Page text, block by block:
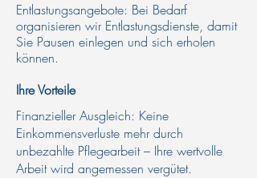
Entlastungsangebote: Bei Bedarf
organisieren wir Entlastungsdienste, damit
Sie Pausen einlegen und sich erholen
können.
Ihre Vorteile​
Finanzieller Ausgleich: Keine
Einkommensverluste mehr durch
unbezahlte Pflegearbeit – Ihre wertvolle
Arbeit wird angemessen vergütet.